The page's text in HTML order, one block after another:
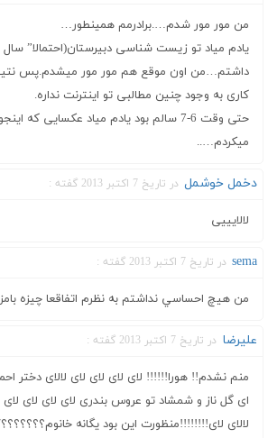
من مور مور شدم….برادرمم همینطور…
یادم میاد تو زیست شناسی دبیرستان(احتمالا”
داشتم…من اون موقع هم مور مور میشدم.پس
کاری به وجود چنین مطالبی تو اینترنت نداره.
حتی وقت 6-7 سالم بود یادم میاد عکسایی که
میکردم…..
دخمل خوشمل در تاریخ 7 اکتبر 2013 گفته :
لالایییی
sema در تاریخ 7 اکتبر 2013 گفته :
من هيچ احساسي نداشتم به نظرم اتفاقعا چيزه
علیرضا در تاریخ 7 اکتبر 2013 گفته :
منم نشدم!! هورا!!!!!! لای لای لای لای لالای دختر
ای گل ناز و شمشاد تو عروس بندری لای لای لای لای
لالای لای!!!!!!!!منظورت این بود یگانه